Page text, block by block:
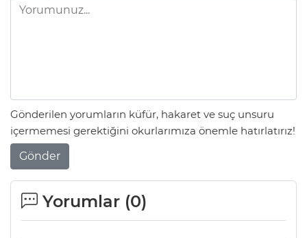
Gönderilen yorumların küfür, hakaret ve suç unsuru
içermemesi gerektiğini okurlarımıza önemle hatırlatırız!
Gönder
Yorumlar (0)